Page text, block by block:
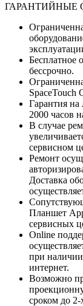
ГАРАНТИЙНЫЕ
Бесплатное
бессрочно.
SpaceTouch
Гарантия на
2000 часов
В случае
сервисном
Ремонт
Доставка
Планшет
сервисных
Online
при
интернет.
Возможно
сроком до 2-